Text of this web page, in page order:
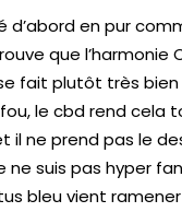
d’abord en pur
que l’harmonie
fait plutôt très bien
le cbd rend cela
il ne prend pas le
ne suis pas hyper
bleu vient